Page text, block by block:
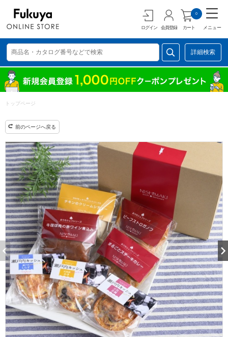
ログイン 会員登録 カート
0
メニュー
詳細検索
トップページ
前のページへ戻る